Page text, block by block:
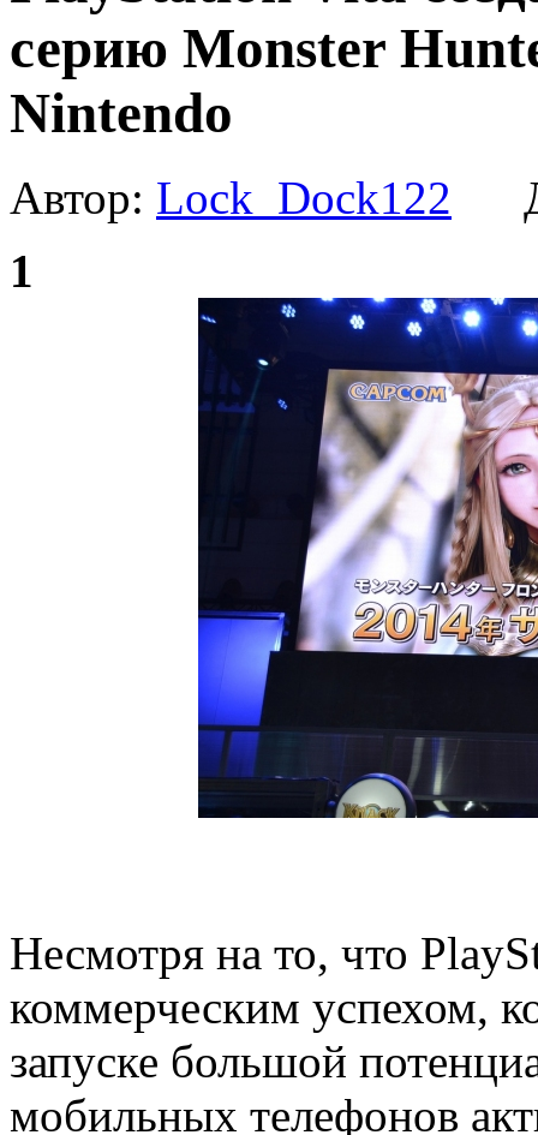
серию Monster
Nintendo
Автор: Lock_Dock122
1
Несмотря на то, что
коммерческим успехом,
запуске большой
мобильных телефонов